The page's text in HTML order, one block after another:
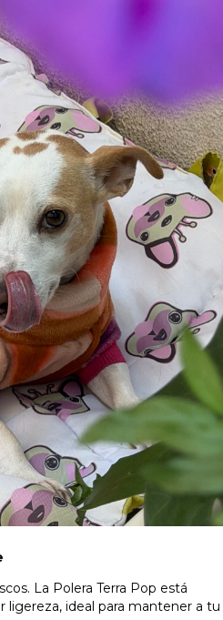
La Polera Terra Pop está
ligereza, ideal para mantener a tu